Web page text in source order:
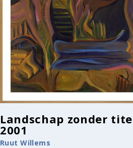
Landschap zonder
2001
Ruut Willems